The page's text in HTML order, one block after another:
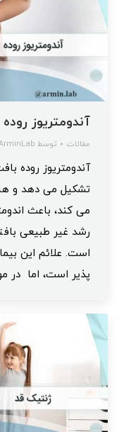
آندومتریوز روده
مقالات توسط
آندومتریوز روده
تشکیل می دهد و
می کند، باعث
رشد غیر طبیعی
است. علائم این
پذیر است، اما در